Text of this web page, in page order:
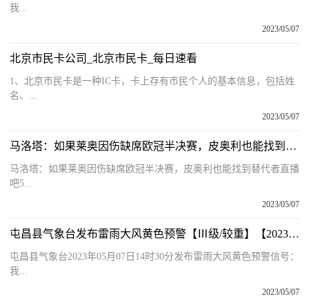
我...
2023/05/07
北京市民卡公司_北京市民卡_每日速看
1、北京市民卡是一种IC卡，卡上存有市民个人的基本信息，包括姓
名、...
2023/05/07
马洛塔：如果莱奥因伤缺席欧冠半决赛，皮奥利也能找到替代者
马洛塔：如果莱奥因伤缺席欧冠半决赛，皮奥利也能找到替代者直播
吧5...
2023/05/07
屯昌县气象台发布雷雨大风黄色预警【Ⅲ级/较重】【2023-05-07】_今日热讯
屯昌县气象台2023年05月07日14时30分发布雷雨大风黄色预警信号：
我...
2023/05/07